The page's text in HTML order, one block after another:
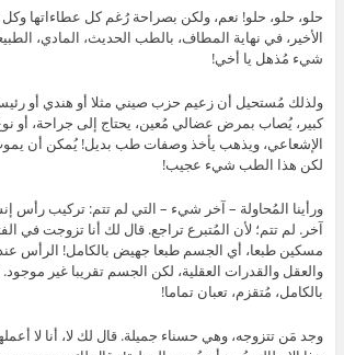
حلو، حلو، حلو! نعم، ولكن بصراحة رُغم كل عطاءاتها
الأخير، في نهاية المطاف، بالطب الحديث، المادي،
شيء مُذهل يا أخي!
ولذلك مُستحيل أن زعيم حزب صيني مثلا أو هندي أو
كبير، يُصاب بمرض عضالي مُعين، يحتاج إلى جراحة، أو
الإشعاعي، ويذهب يأخذ وصفات طب بديل! يُمكن أن
لكن هذا الطب شيء عجيب!
ورأينا المُحاولة – آخر شيء – التي لم تتم: تركيب رأس
آخر. لم تتم؛ لأن المُتبرع تراجع. قال لك أنا تزوجت في
مسكين طبعا، أي الجسم طبعا جهيض بالكامل! الرأس
والعقل والقدرات العقلية، لكن الجسم تقريبا غير
بالكامل، مُتقزم، تعبان تماما!
وجد مَن تتزوجه، وهي حسناء جميلة. قال لك لا، أنا لا